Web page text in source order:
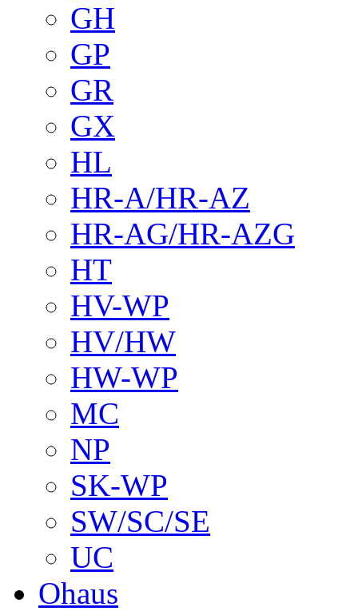
GH
GP
GR
GX
HL
HR-A/HR-AZ
HR-AG/HR-AZG
HT
HV-WP
HV/HW
HW-WP
MC
NP
SK-WP
SW/SC/SE
UC
Ohaus